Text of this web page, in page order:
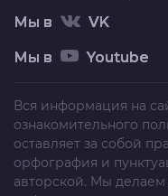
Мы в VK
Мы в Youtube
Вся информация на
ознакомительного
оставляет за собой
орфография и
авторской. Мы